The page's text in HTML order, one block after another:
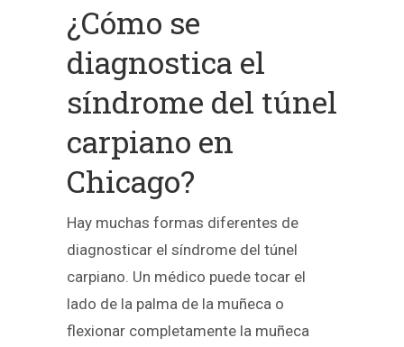
¿Cómo se
diagnostica el
síndrome del túnel
carpiano en
Chicago?
Hay muchas formas diferentes de
diagnosticar el síndrome del túnel
carpiano. Un médico puede tocar el
lado de la palma de la muñeca o
flexionar completamente la muñeca